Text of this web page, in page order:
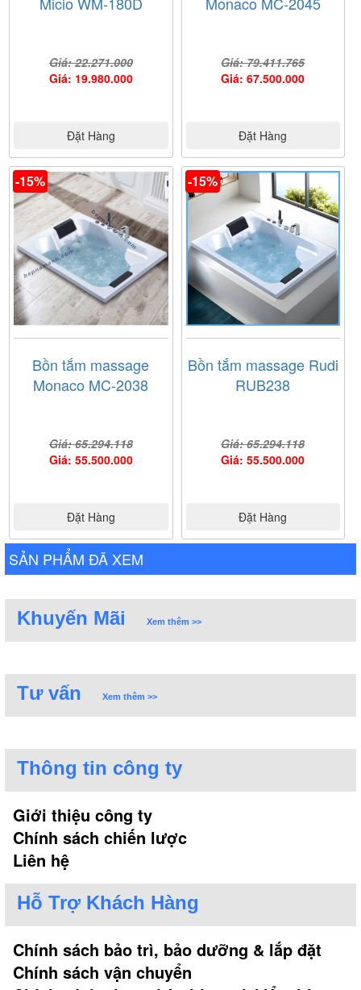
Giá: 22.271.000
Giá: 19.980.000
Đặt Hàng
Giá: 79.411.765
Giá: 67.500.000
Đặt Hàng
-15%
Bồn tắm massage
Monaco MC-2038
Giá: 65.294.118
Giá: 55.500.000
Đặt Hàng
-15%
Bồn tắm massage Rudi
RUB238
Giá: 65.294.118
Giá: 55.500.000
Đặt Hàng
SẢN PHẨM ĐÃ XEM
Khuyến Mãi Xem thêm >>
Tư vấn Xem thêm >>
Thông tin công ty
Giới thiệu công ty
Chính sách chiến lược
Liên hệ
Hỗ Trợ Khách Hàng
Chính sách bảo trì, bảo dưỡng & lắp đặt
Chính sách vận chuyển